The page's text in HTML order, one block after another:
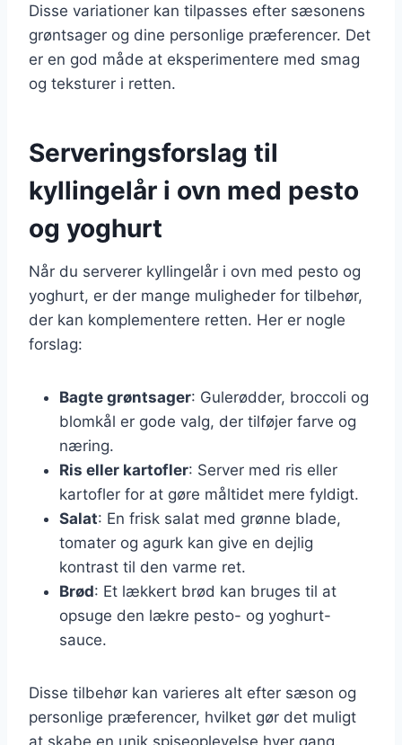
Disse variationer kan tilpasses efter sæsonens
grøntsager og dine personlige præferencer. Det
er en god måde at eksperimentere med smag
og teksturer i retten.
Serveringsforslag til
kyllingelår i ovn med pesto
og yoghurt
Når du serverer kyllingelår i ovn med pesto og
yoghurt, er der mange muligheder for tilbehør,
der kan komplementere retten. Her er nogle
forslag:
Bagte grøntsager: Gulerødder, broccoli og
blomkål er gode valg, der tilføjer farve og
næring.
Ris eller kartofler: Server med ris eller
kartofler for at gøre måltidet mere fyldigt.
Salat: En frisk salat med grønne blade,
tomater og agurk kan give en dejlig
kontrast til den varme ret.
Brød: Et lækkert brød kan bruges til at
opsuge den lækre pesto- og yoghurt-
sauce.
Disse tilbehør kan varieres alt efter sæson og
personlige præferencer, hvilket gør det muligt